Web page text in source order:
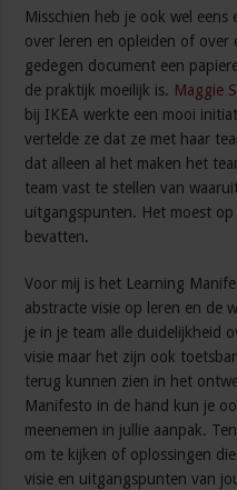
Misschien heb je ook wel eens
over leren en opleiden of over
gedegen document een
de praktijk moeilijk is. Maggie
bij IKEA werkte een mooi
vertelde ze dat ze met haar
dat alleen al het maken het
team vast te stellen van
uitgangspunten. Het moest
bevatten.
Voor mij is het Learning
abstracte visie op leren en de
je in je team alle duidelijkheid
visie maar het zijn ook
terug kunnen zien in het
Manifesto in de hand kun je
meenemen in jullie aanpak.
om te kijken of oplossingen
visie en uitgangspunten van